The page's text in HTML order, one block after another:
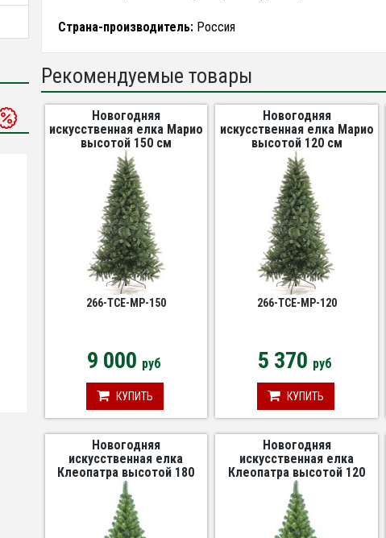
Страна-производитель:Россия
Рекомендуемые товары
Новогодняя
искусственная елка Марио
высотой 150 см
266-TCE-МР-150
9 000 руб
КУПИТЬ
Новогодняя
искусственная елка Марио
высотой 120 см
266-TCE-МР-120
5 370 руб
КУПИТЬ
Новогодняя
искусственная елка
Клеопатра высотой 180
см
Новогодняя
искусственная елка
Клеопатра высотой 120
см